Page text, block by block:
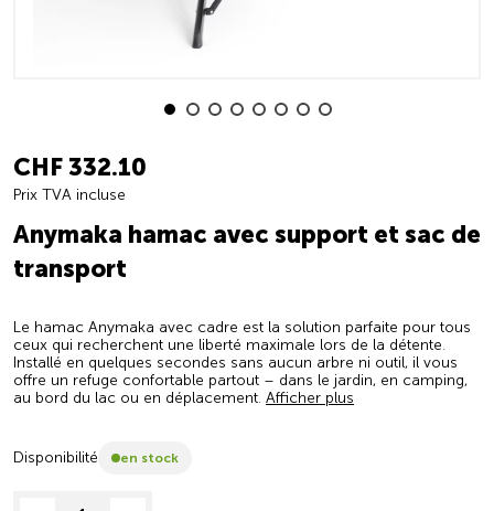
CHF 332.10
Prix TVA incluse
Anymaka hamac avec support et sac de
transport
Le hamac Anymaka avec cadre est la solution parfaite pour tous
ceux qui recherchent une liberté maximale lors de la détente.
Installé en quelques secondes sans aucun arbre ni outil, il vous
offre un refuge confortable partout – dans le jardin, en camping,
au bord du lac ou en déplacement. Afficher plus
Disponibilité en stock